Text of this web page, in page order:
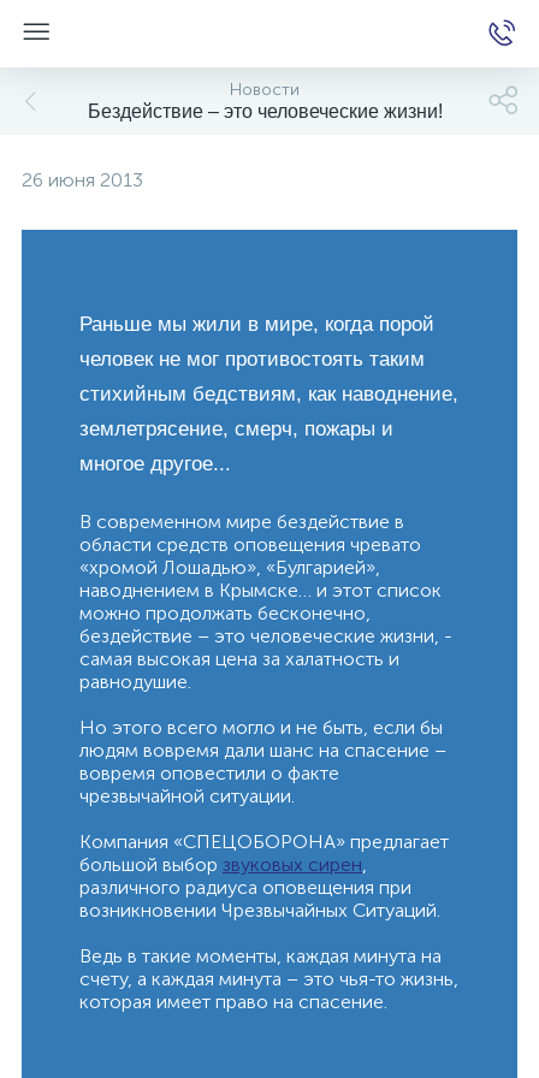
Новости
Бездействие – это человеческие жизни!
26 июня 2013
Раньше мы жили в мире, когда порой
человек не мог противостоять таким
стихийным бедствиям, как наводнение,
землетрясение, смерч, пожары и
многое другое...
В современном мире бездействие в
области средств оповещения чревато
«хромой Лошадью», «Булгарией»,
наводнением в Крымске… и этот список
можно продолжать бесконечно,
бездействие – это человеческие жизни, -
самая высокая цена за халатность и
равнодушие.
Но этого всего могло и не быть, если бы
людям вовремя дали шанс на спасение –
вовремя оповестили о факте
чрезвычайной ситуации.
Компания «СПЕЦОБОРОНА» предлагает
большой выбор звуковых сирен,
различного радиуса оповещения при
возникновении Чрезвычайных Ситуаций.
Ведь в такие моменты, каждая минута на
счету, а каждая минута – это чья-то жизнь,
которая имеет право на спасение.